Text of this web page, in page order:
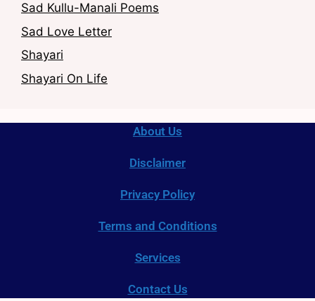
Sad Kullu-Manali Poems
Sad Love Letter
Shayari
Shayari On Life
About Us
Disclaimer
Privacy Policy
Terms and Conditions
Services
Contact Us